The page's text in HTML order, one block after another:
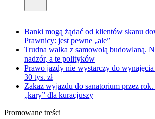
Banki mogą żądać od klientów skanu
Prawnicy: jest pewne „ale”
Trudna walka z samowolą budowlaną.
nadzór, a te polityków
Prawo jazdy nie wystarczy do
30 tys. zł
Zakaz wyjazdu do sanatorium przez
„kary” dla kuracjuszy
Promowane treści